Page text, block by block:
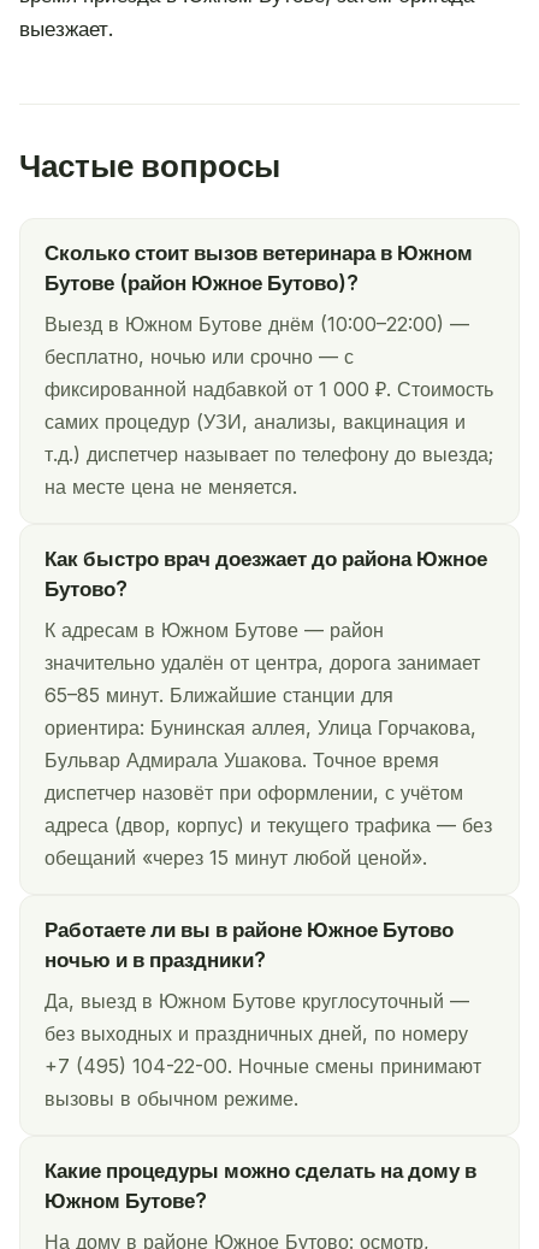
выезжает.
Частые вопросы
Сколько стоит вызов ветеринара в Южном
Бутове (район Южное Бутово)?
Выезд в Южном Бутове днём (10:00–22:00) —
бесплатно, ночью или срочно — с
фиксированной надбавкой от 1 000 ₽. Стоимость
самих процедур (УЗИ, анализы, вакцинация и
т.д.) диспетчер называет по телефону до выезда;
на месте цена не меняется.
Как быстро врач доезжает до района Южное
Бутово?
К адресам в Южном Бутове — район
значительно удалён от центра, дорога занимает
65–85 минут. Ближайшие станции для
ориентира: Бунинская аллея, Улица Горчакова,
Бульвар Адмирала Ушакова. Точное время
диспетчер назовёт при оформлении, с учётом
адреса (двор, корпус) и текущего трафика — без
обещаний «через 15 минут любой ценой».
Работаете ли вы в районе Южное Бутово
ночью и в праздники?
Да, выезд в Южном Бутове круглосуточный —
без выходных и праздничных дней, по номеру
+7 (495) 104-22-00. Ночные смены принимают
вызовы в обычном режиме.
Какие процедуры можно сделать на дому в
Южном Бутове?
На дому в районе Южное Бутово: осмотр,